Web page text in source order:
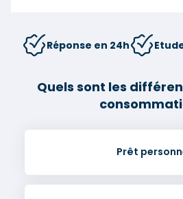
Réponse en 24h
Quels sont les
Prêt